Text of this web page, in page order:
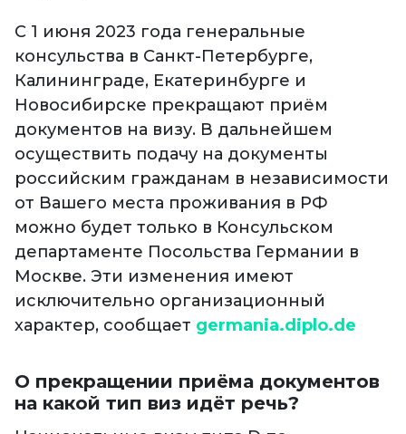
С 1 июня 2023 года генеральные
консульства в Санкт-Петербурге,
Калининграде, Екатеринбурге и
Новосибирске прекращают приём
документов на визу. В дальнейшем
осуществить подачу на документы
российским гражданам в независимости
от Вашего места проживания в РФ
можно будет только в Консульском
департаменте Посольства Германии в
Москве. Эти изменения имеют
исключительно организационный
характер, сообщает germania.diplo.de
О прекращении приёма документов
на какой тип виз идёт речь?